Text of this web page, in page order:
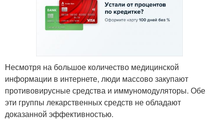
Несмотря на большое количество медицинской
информации в интернете, люди массово закупают
противовирусные средства и иммуномодуляторы. Обе
эти группы лекарственных средств не обладают
доказанной эффективностью.